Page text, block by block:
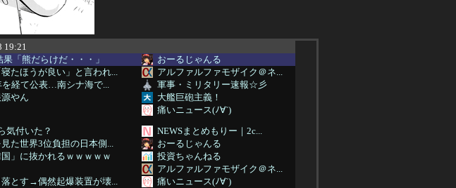
19:21
「熊だらけだ・・・」
おーるじゃんる
たほうが良い」と言われ...
アルファルファモザイク＠ネ...
経て公表…南シナ海で...
軍事・ミリタリー速報☆彡
やん
大艦巨砲主義！
痛いニュース(ﾉ∀`)
気付いた？
NEWSまとめもりー｜2c...
た世界3位負担の日本側...
おーるじゃんる
」に抜かれるｗｗｗｗｗ
投資ちゃんねる
アルファルファモザイク＠ネ...
とす→偶然起爆装置が壊...
痛いニュース(ﾉ∀`)